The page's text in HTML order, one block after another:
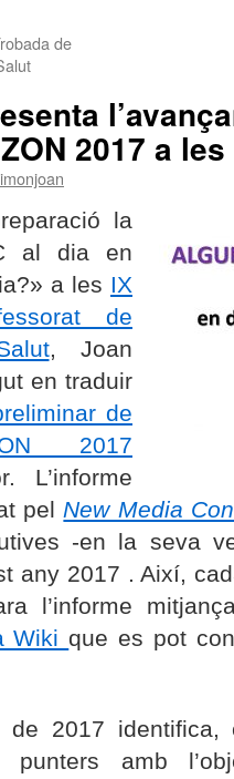
de
2017 a
la
al dia en
?» a les IX
de
, Joan
en traduir
de
2017
L’informe
pelNew Media
-en la seva
any 2017 . Així,
l’informe
Wikique es pot
de 2017
amb